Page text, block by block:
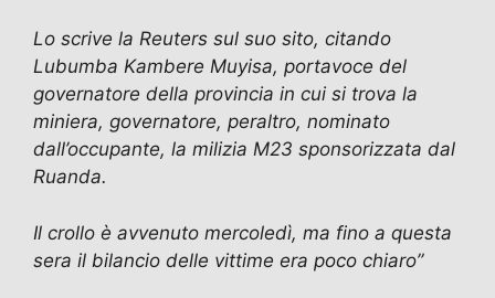
Lo scrive la Reuters sul suo sito, citando
Lubumba Kambere Muyisa, portavoce del
governatore della provincia in cui si trova la
miniera, governatore, peraltro, nominato
dall’occupante, la milizia M23 sponsorizzata dal
Ruanda.
Il crollo è avvenuto mercoledì, ma fino a questa
sera il bilancio delle vittime era poco chiaro”